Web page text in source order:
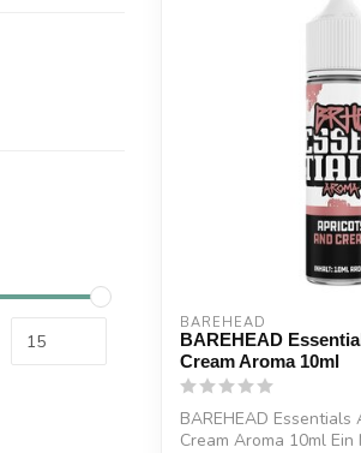
BAREHEAD
BAREHEAD
Cream Aroma 10ml
BAREHEAD Essentials
Cream Aroma 10ml